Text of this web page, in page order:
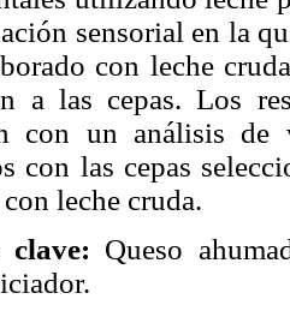
sensorial en la
con leche
a las cepas. Los
con un análisis de
con las cepas
leche cruda.
clave: Queso